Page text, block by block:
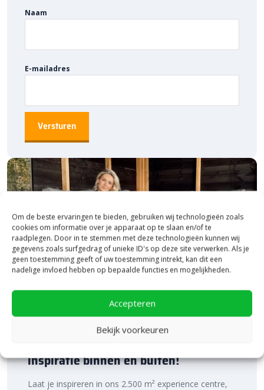
Om de beste ervaringen te bieden, gebruiken wij technologieën zoals
cookies om informatie over je apparaat op te slaan en/of te
raadplegen. Door in te stemmen met deze technologieën kunnen wij
gegevens zoals surfgedrag of unieke ID's op deze site verwerken. Als je
geen toestemming geeft of uw toestemming intrekt, kan dit een
nadelige invloed hebben op bepaalde functies en mogelijkheden.
Accepteren
Bekijk voorkeuren
Naam
E-mailadres
inspiratie binnen én buiten!
Laat je inspireren in ons 2.500 m² experience centre,